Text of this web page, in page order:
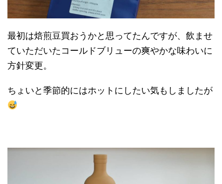
最初は焙煎豆買おうかと思ってたんですが、飲ませ
ていただいたコールドブリューの爽やかな味わいに
方針変更。
ちょいと季節的にはホットにしたい気もしましたが